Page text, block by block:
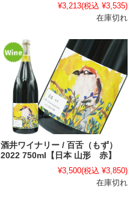
¥3,213(税込 ¥3,535)
在庫切れ
酒井ワイナリー / 百舌（もず）
2022 750ml【日本 山形 赤】
¥3,500(税込 ¥3,850)
在庫切れ